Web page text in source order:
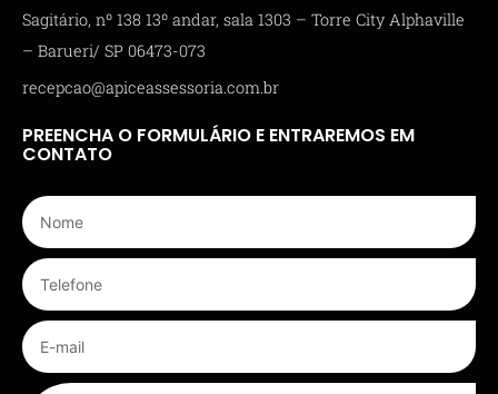
Sagitário, nº 138 13º andar, sala 1303 – Torre City Alphaville
– Barueri/ SP 06473-073
recepcao@apiceassessoria.com.br
PREENCHA O FORMULÁRIO E ENTRAREMOS EM
CONTATO